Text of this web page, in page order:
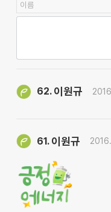
62. 이원규
61. 이원규